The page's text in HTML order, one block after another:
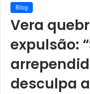
Blog
Vera
expulsão:
desculpa